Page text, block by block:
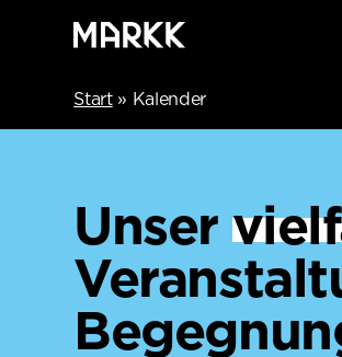
Start» Kalender
Unser